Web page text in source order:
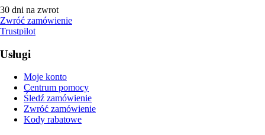
30 dni na zwrot
Zwróć zamówienie
Trustpilot
Usługi
Moje konto
Centrum pomocy
Śledź zamówienie
Zwróć zamówienie
Kody rabatowe